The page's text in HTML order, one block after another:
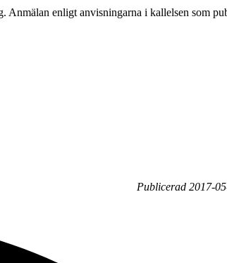
enligt anvisningarna i kallelsen som
Publicerad 2017-